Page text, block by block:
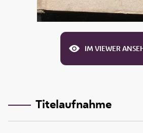
IM VIEWER
Titelaufnahme